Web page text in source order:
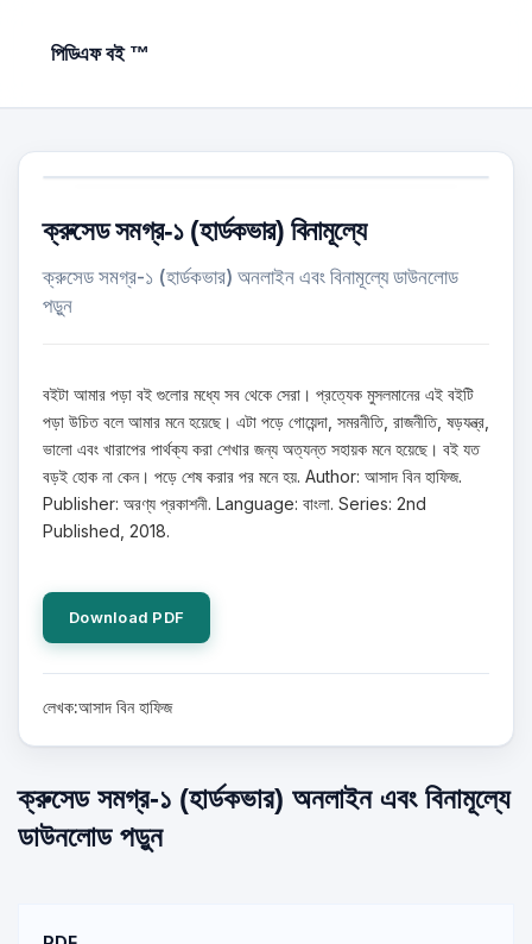
পিডিএফ বই ™
ক্রুসেড সমগ্র-১ (হার্ডকভার) বিনামূল্যে
ক্রুসেড সমগ্র-১ (হার্ডকভার) অনলাইন এবং বিনামূল্যে ডাউনলোড
পড়ুন
বইটা আমার পড়া বই গুলোর মধ্যে সব থেকে সেরা। প্রত্যেক মুসলমানের এই বইটি
পড়া উচিত বলে আমার মনে হয়েছে। এটা পড়ে গোয়েন্দা, সমরনীতি, রাজনীতি, ষড়যন্ত্র,
ভালো এবং খারাপের পার্থক্য করা শেখার জন্য অত্যন্ত সহায়ক মনে হয়েছে। বই যত
বড়ই হোক না কেন। পড়ে শেষ করার পর মনে হয়. Author: আসাদ বিন হাফিজ.
Publisher: অরণ্য প্রকাশনী. Language: বাংলা. Series: 2nd
Published, 2018.
Download PDF
লেখক:আসাদ বিন হাফিজ
ক্রুসেড সমগ্র-১ (হার্ডকভার) অনলাইন এবং বিনামূল্যে
ডাউনলোড পড়ুন